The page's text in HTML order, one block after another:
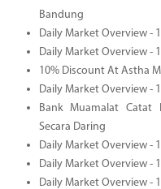
Bandung
Daily Market Overview -
Daily Market Overview -
10% Discount At Astha
Daily Market Overview -
Bank Muamalat Catat
Secara Daring
Daily Market Overview -
Daily Market Overview -
Daily Market Overview -